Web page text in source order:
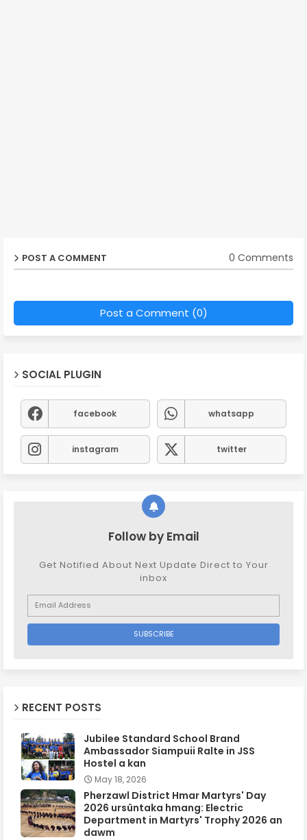
POST A COMMENT 0 Comments
Post a Comment (0)
SOCIAL PLUGIN
facebook whatsapp
instagram twitter
Follow by Email
Get Notified About Next Update Direct to Your
inbox
RECENT POSTS
Jubilee Standard School Brand
Ambassador Siampuii Ralte in JSS
Hostel a kan
May 18, 2026
Pherzawl District Hmar Martyrs' Day
2026 ursûntaka hmang: Electric
Department in Martyrs' Trophy 2026 an
dawm